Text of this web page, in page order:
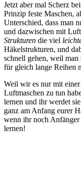
Jetzt aber mal Scherz
Prinzip feste Maschen,
Unterschied, dass man
und dazwischen mit
Strukturen die viel
Häkelstrukturen, und
schnell gehen, weil
für gleich lange Reihen
Weil wir es nur mit
Luftmaschen zu tun
lernen und ihr werdet
ganz am Anfang eurer
wenn ihr noch
lernen!